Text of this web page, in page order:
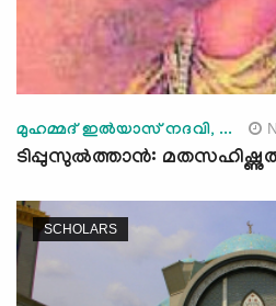
മുഹമ്മദ് ഇല്‍യാസ് നദവി, ...
ടിപ്പുസുല്‍ത്താന്‍:
SCHOLARS